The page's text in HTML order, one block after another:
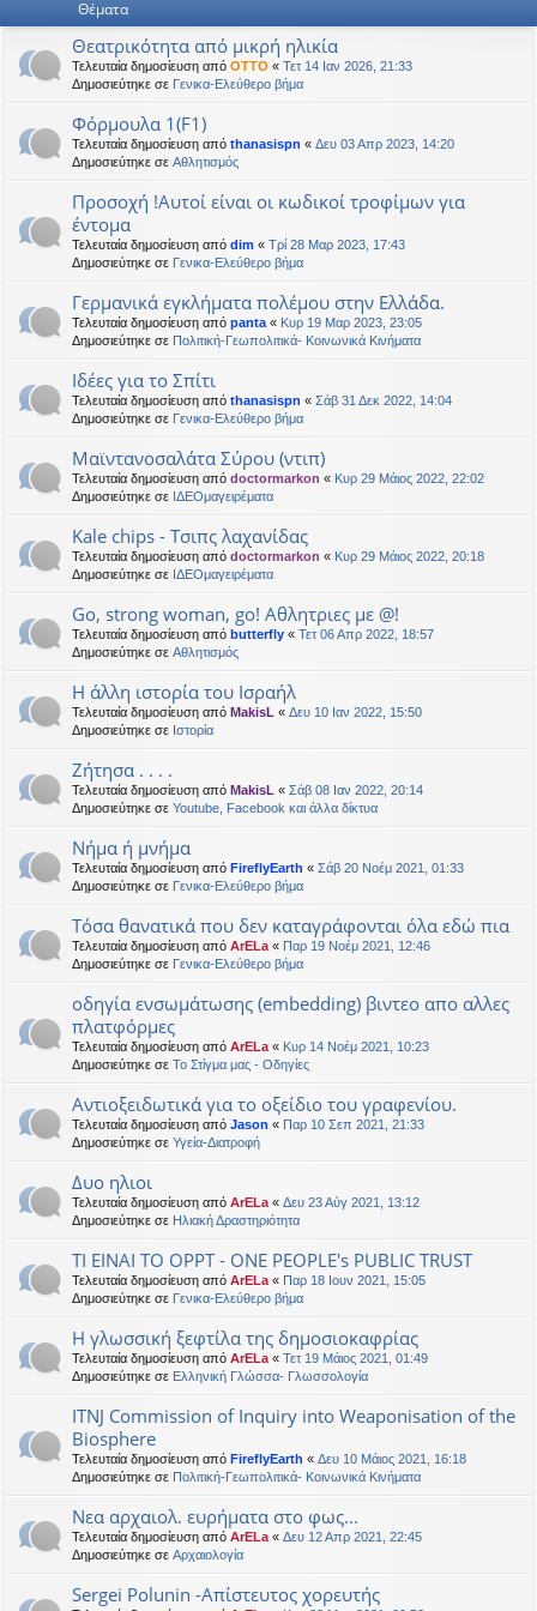
Θέματα
Θεατρικότητα από μικρή ηλικία
Τελευταία δημοσίευση από OTTO « Τετ 14 Ιαν 2026, 21:33
Δημοσιεύτηκε σε Γενικα-Ελεύθερο βήμα
Φόρμουλα 1(F1)
Τελευταία δημοσίευση από thanasispn « Δευ 03 Απρ 2023, 14:20
Δημοσιεύτηκε σε Αθλητισμός
Προσοχή !Αυτοί είναι οι κωδικοί τροφίμων για
έντομα
Τελευταία δημοσίευση από dim « Τρί 28 Μαρ 2023, 17:43
Δημοσιεύτηκε σε Γενικα-Ελεύθερο βήμα
Γερμανικά εγκλήματα πολέμου στην Ελλάδα.
Τελευταία δημοσίευση από panta « Κυρ 19 Μαρ 2023, 23:05
Δημοσιεύτηκε σε Πολιτική-Γεωπολιτικά- Κοινωνικά Κινήματα
Ιδέες για το Σπίτι
Τελευταία δημοσίευση από thanasispn « Σάβ 31 Δεκ 2022, 14:04
Δημοσιεύτηκε σε Γενικα-Ελεύθερο βήμα
Μαϊντανοσαλάτα Σύρου (ντιπ)
Τελευταία δημοσίευση από doctormarkon « Κυρ 29 Μάιος 2022, 22:02
Δημοσιεύτηκε σε ΙΔΕΟμαγειρέματα
Kale chips - Τσιπς λαχανίδας
Τελευταία δημοσίευση από doctormarkon « Κυρ 29 Μάιος 2022, 20:18
Δημοσιεύτηκε σε ΙΔΕΟμαγειρέματα
Go, strong woman, go! Αθλητριες με @!
Τελευταία δημοσίευση από butterfly « Τετ 06 Απρ 2022, 18:57
Δημοσιεύτηκε σε Αθλητισμός
Η άλλη ιστορία του Ισραήλ
Τελευταία δημοσίευση από MakisL « Δευ 10 Ιαν 2022, 15:50
Δημοσιεύτηκε σε Ιστορία
Ζήτησα . . . .
Τελευταία δημοσίευση από MakisL « Σάβ 08 Ιαν 2022, 20:14
Δημοσιεύτηκε σε Youtube, Facebook και άλλα δίκτυα
Νήμα ή μνήμα
Τελευταία δημοσίευση από FireflyEarth « Σάβ 20 Νοέμ 2021, 01:33
Δημοσιεύτηκε σε Γενικα-Ελεύθερο βήμα
Τόσα θανατικά που δεν καταγράφονται όλα εδώ πια
Τελευταία δημοσίευση από ArELa « Παρ 19 Νοέμ 2021, 12:46
Δημοσιεύτηκε σε Γενικα-Ελεύθερο βήμα
οδηγία ενσωμάτωσης (embedding) βιντεο απο αλλες
πλατφόρμες
Τελευταία δημοσίευση από ArELa « Κυρ 14 Νοέμ 2021, 10:23
Δημοσιεύτηκε σε Το Στίγμα μας - Οδηγίες
Αντιοξειδωτικά για το οξείδιο του γραφενίου.
Τελευταία δημοσίευση από Jason « Παρ 10 Σεπ 2021, 21:33
Δημοσιεύτηκε σε Υγεία-Διατροφή
Δυο ηλιοι
Τελευταία δημοσίευση από ArELa « Δευ 23 Αύγ 2021, 13:12
Δημοσιεύτηκε σε Ηλιακή Δραστηριότητα
ΤΙ ΕΙΝΑΙ ΤΟ OPPT - ONE PEOPLE's PUBLIC TRUST
Τελευταία δημοσίευση από ArELa « Παρ 18 Ιουν 2021, 15:05
Δημοσιεύτηκε σε Γενικα-Ελεύθερο βήμα
Η γλωσσική ξεφτίλα της δημοσιοκαφρίας
Τελευταία δημοσίευση από ArELa « Τετ 19 Μάιος 2021, 01:49
Δημοσιεύτηκε σε Ελληνική Γλώσσα- Γλωσσολογία
ITNJ Commission of Inquiry into Weaponisation of the
Biosphere
Τελευταία δημοσίευση από FireflyEarth « Δευ 10 Μάιος 2021, 16:18
Δημοσιεύτηκε σε Πολιτική-Γεωπολιτικά- Κοινωνικά Κινήματα
Νεα αρχαιολ. ευρήματα στο φως...
Τελευταία δημοσίευση από ArELa « Δευ 12 Απρ 2021, 22:45
Δημοσιεύτηκε σε Αρχαιολογία
Sergei Polunin -Απίστευτος χορευτής